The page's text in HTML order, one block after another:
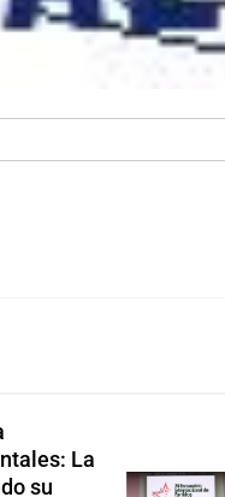
La
su